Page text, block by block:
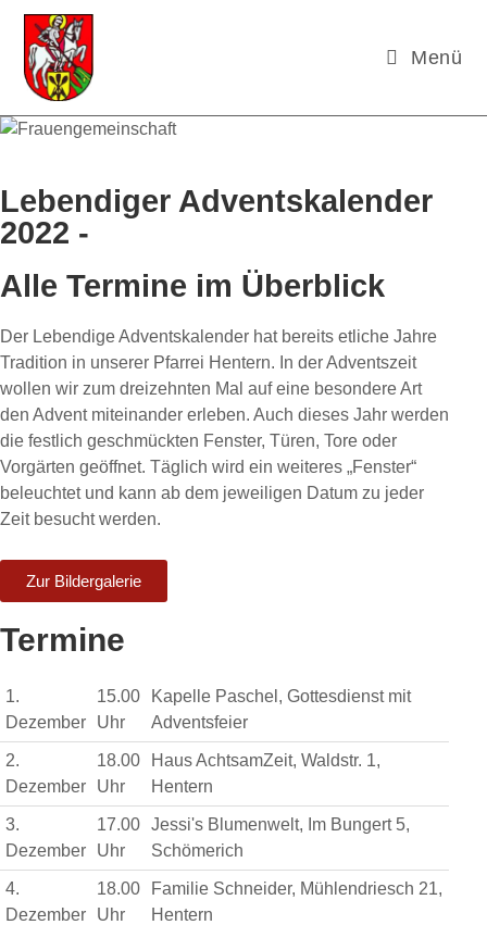
Menü
Lebendiger Adventskalender
2022 -
Alle Termine im Überblick
Der Lebendige Adventskalender hat bereits etliche Jahre
Tradition in unserer Pfarrei Hentern. In der Adventszeit
wollen wir zum dreizehnten Mal auf eine besondere Art
den Advent miteinander erleben. Auch dieses Jahr werden
die festlich geschmückten Fenster, Türen, Tore oder
Vorgärten geöffnet. Täglich wird ein weiteres „Fenster“
beleuchtet und kann ab dem jeweiligen Datum zu jeder
Zeit besucht werden.
Zur Bildergalerie
Termine
1.
Dezember
15.00
Uhr
Kapelle Paschel, Gottesdienst mit
Adventsfeier
2.
Dezember
18.00
Uhr
Haus AchtsamZeit, Waldstr. 1,
Hentern
3.
Dezember
17.00
Uhr
Jessi's Blumenwelt, Im Bungert 5,
Schömerich
4.
Dezember
18.00
Uhr
Familie Schneider, Mühlendriesch 21,
Hentern